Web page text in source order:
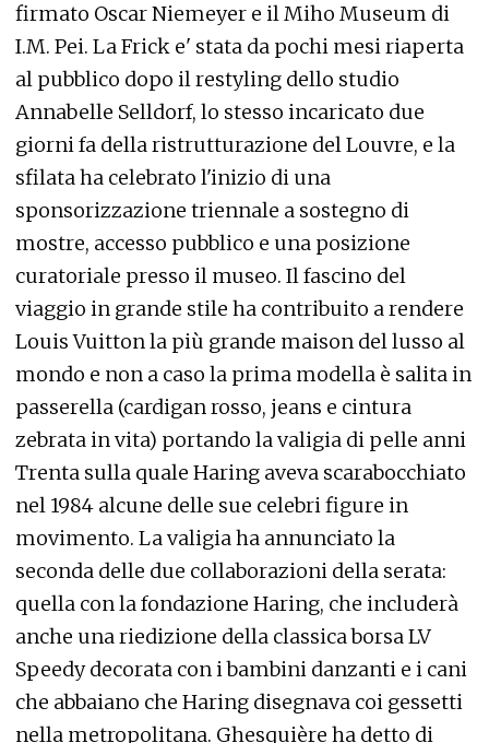
firmato Oscar Niemeyer e il Miho Museum di
I.M. Pei. La Frick e' stata da pochi mesi riaperta
al pubblico dopo il restyling dello studio
Annabelle Selldorf, lo stesso incaricato due
giorni fa della ristrutturazione del Louvre, e la
sfilata ha celebrato l'inizio di una
sponsorizzazione triennale a sostegno di
mostre, accesso pubblico e una posizione
curatoriale presso il museo. Il fascino del
viaggio in grande stile ha contribuito a rendere
Louis Vuitton la più grande maison del lusso al
mondo e non a caso la prima modella è salita in
passerella (cardigan rosso, jeans e cintura
zebrata in vita) portando la valigia di pelle anni
Trenta sulla quale Haring aveva scarabocchiato
nel 1984 alcune delle sue celebri figure in
movimento. La valigia ha annunciato la
seconda delle due collaborazioni della serata:
quella con la fondazione Haring, che includerà
anche una riedizione della classica borsa LV
Speedy decorata con i bambini danzanti e i cani
che abbaiano che Haring disegnava coi gessetti
nella metropolitana. Ghesquière ha detto di